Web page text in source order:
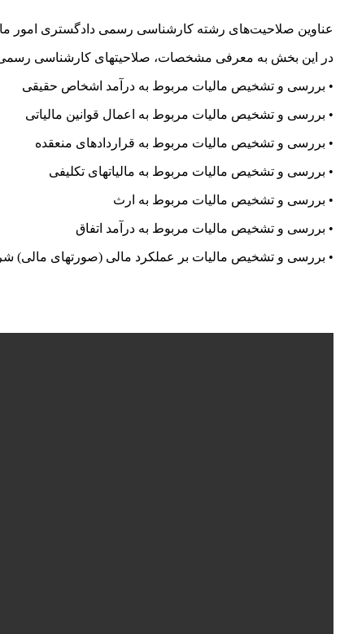
عناوین صلاحیت‌های رشته کارشناسی رسمی دادگستری امور
در این بخش به معرفی مشخصات، صلاحیتهای کارشناسی رسمی
• بررسی و تشخیص مالیات مربوط به درآمد اشخاص حقیقی
• بررسی و تشخیص مالیات مربوط به اعمال قوانین مالیاتی
• بررسی و تشخیص مالیات مربوط به قراردادهای منعقده
• بررسی و تشخیص مالیات مربوط به مالیاتهای تکلیفی
• بررسی و تشخیص مالیات مربوط به ارث
• بررسی و تشخیص مالیات مربوط به درآمد اتفاق
• بررسی و تشخیص مالیات بر عملکرد مالی (صورتهای مالی)